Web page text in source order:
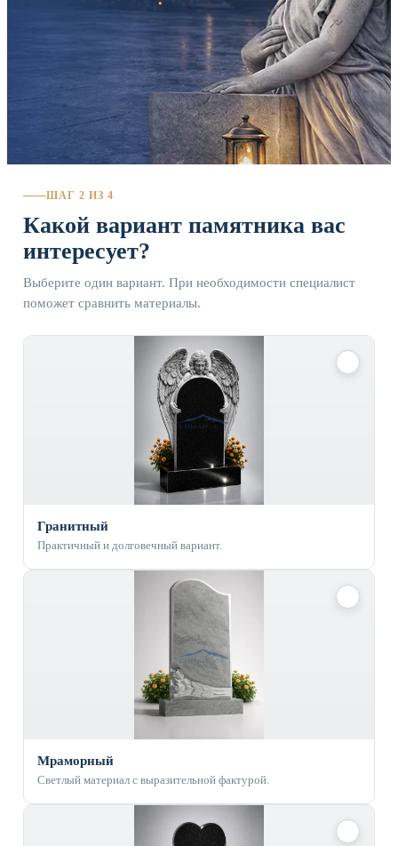
ШАГ 2 ИЗ 4
Какой вариант памятника вас
интересует?
Выберите один вариант. При необходимости специалист
поможет сравнить материалы.
Гранитный
Практичный и долговечный вариант.
Мраморный
Светлый материал с выразительной фактурой.